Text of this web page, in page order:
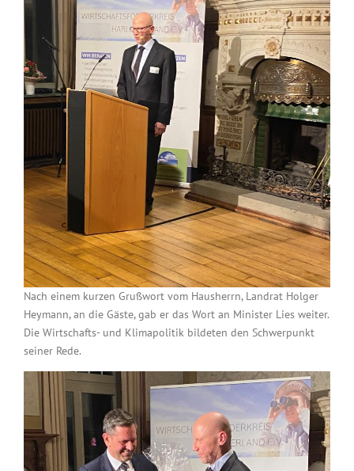
Nach einem kurzen Grußwort vom Hausherrn, Landrat Holger
Heymann, an die Gäste, gab er das Wort an Minister Lies weiter.
Die Wirtschafts- und Klimapolitik bildeten den Schwerpunkt
seiner Rede.